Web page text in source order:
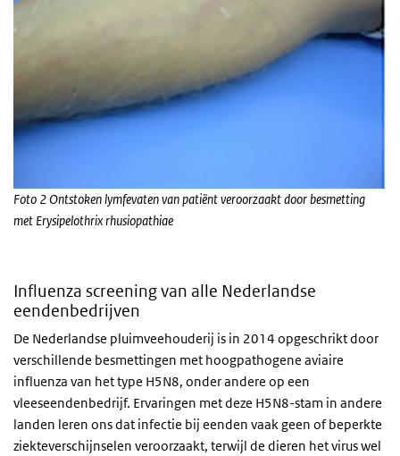
Foto 2 Ontstoken lymfevaten van patiënt veroorzaakt door besmetting
met Erysipelothrix rhusiopathiae
Influenza screening van alle Nederlandse
eendenbedrijven
De Nederlandse pluimveehouderij is in 2014 opgeschrikt door
verschillende besmettingen met hoogpathogene aviaire
influenza van het type H5N8, onder andere op een
vleeseendenbedrijf. Ervaringen met deze H5N8-stam in andere
landen leren ons dat infectie bij eenden vaak geen of beperkte
ziekteverschijnselen veroorzaakt, terwijl de dieren het virus wel